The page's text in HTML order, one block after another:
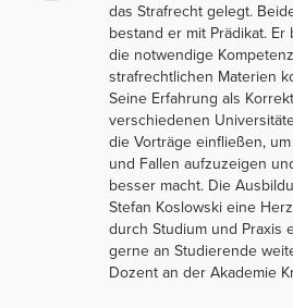
das Strafrecht gelegt.
bestand er mit Prädikat.
die notwendige
strafrechtlichen Materien
Seine Erfahrung als
verschiedenen
die Vorträge einfließen,
und Fallen aufzuzeigen
besser macht. Die
Stefan Koslowski eine
durch Studium und Praxis
gerne an Studierende
Dozent an der Akademie